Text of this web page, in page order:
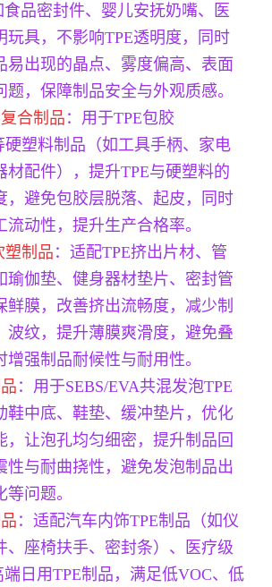
食品密封件、婴儿安抚奶嘴、医
玩具，不影响TPE透明度，同时
易出现的晶点、雾度偏高、表面
题，保障制品安全与外观质感。
合制品 ：用于TPE包胶
硬塑料制品（如工具手柄、家电
材配件），提升TPE与硬塑料的
，避免包胶层脱落、起皮，同时
流动性，提升生产合格率。
塑制品 ：适配TPE挤出片材、管
瑜伽垫、健身器材垫片、密封管
鲜膜，改善挤出流畅度，减少制
波纹，提升薄膜爽滑度，避免叠
增强制品耐候性与耐用性。
：用于SEBS/EVA共混发泡TPE
鞋中底、鞋垫、缓冲垫片，优化
，让泡孔均匀细密，提升制品回
性与耐曲挠性，避免发泡制品出
问题。
：适配汽车内饰TPE制品（如仪
、座椅扶手、密封条）、医疗级
端日用TPE制品，满足低VOC、低